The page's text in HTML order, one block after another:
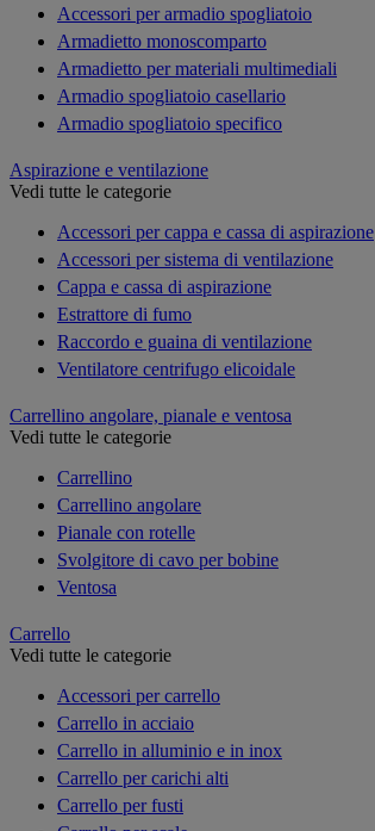
Accessori per armadio spogliatoio
Armadietto monoscomparto
Armadietto per materiali multimediali
Armadio spogliatoio casellario
Armadio spogliatoio specifico
Aspirazione e ventilazione
Vedi tutte le categorie
Accessori per cappa e cassa di aspirazione
Accessori per sistema di ventilazione
Cappa e cassa di aspirazione
Estrattore di fumo
Raccordo e guaina di ventilazione
Ventilatore centrifugo elicoidale
Carrellino angolare, pianale e ventosa
Vedi tutte le categorie
Carrellino
Carrellino angolare
Pianale con rotelle
Svolgitore di cavo per bobine
Ventosa
Carrello
Vedi tutte le categorie
Accessori per carrello
Carrello in acciaio
Carrello in alluminio e in inox
Carrello per carichi alti
Carrello per fusti